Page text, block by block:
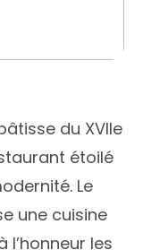
du XVIIe
étoilé
Le
une cuisine
les